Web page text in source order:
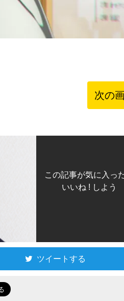
次の
この記事が気に入っ
いいね ! しよう
ツイートする